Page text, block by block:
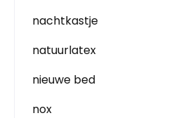
nachtkastje
natuurlatex
nieuwe bed
nox